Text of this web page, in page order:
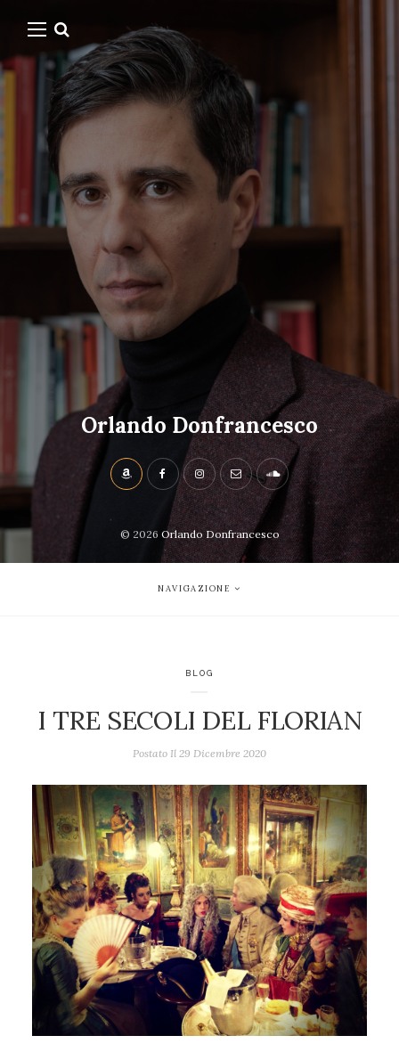
Orlando Donfrancesco
© 2026 Orlando Donfrancesco
NAVIGAZIONE
BLOG
I TRE SECOLI DEL FLORIAN
Postato Il 29 Dicembre 2020